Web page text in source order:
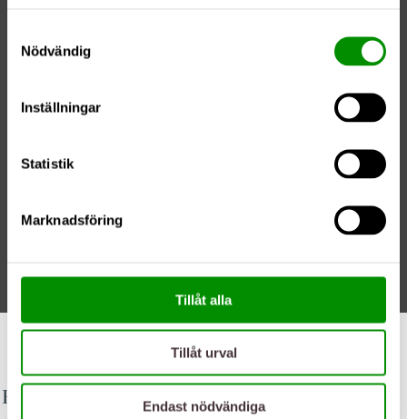
Nödvändig
Inställningar
Statistik
Marknadsföring
Tillåt alla
Tillåt urval
Endast nödvändiga
02/06/20
Populära patientresor